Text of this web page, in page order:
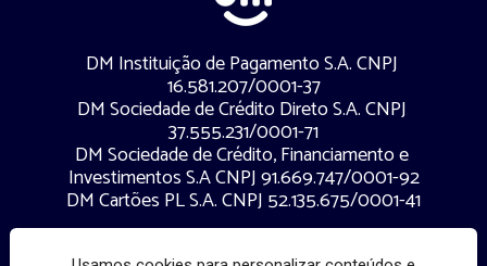
DM Instituição de Pagamento S.A. CNPJ
16.581.207/0001-37
DM Sociedade de Crédito Direto S.A. CNPJ
37.555.231/0001-71
DM Sociedade de Crédito, Financiamento e
Investimentos S.A CNPJ 91.669.747/0001-92
DM Cartões PL S.A. CNPJ 52.135.675/0001-41
DM - Toda história merece crédito. Todos os